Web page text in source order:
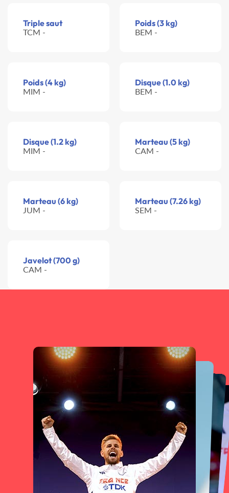
Triple saut
TCM -
Poids (3 kg)
BEM -
Poids (4 kg)
MIM -
Disque (1.0 kg)
BEM -
Disque (1.2 kg)
MIM -
Marteau (5 kg)
CAM -
Marteau (6 kg)
JUM -
Marteau (7.26 kg)
SEM -
Javelot (700 g)
CAM -